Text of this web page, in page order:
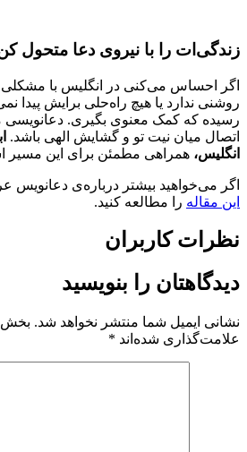
زندگی‌ات را با نیروی دعا متحول
اگر احساس می‌کنی در انگلیس با
روشنی ندارد یا هیچ راه‌حلی برایش پیدا
رسیده که کمک معنوی بگیری. دعانویسی
اتصال میان نیت تو و گشایش الهی باشد.
انگلیس، همراهی مطمئن برای این مسیر
اگر می‌خواهید بیشتر درباره‌ی دعانویس
این مقاله را مطالعه کنید.
نظرات کاربران
دیدگاهتان را بنویسید
نشانی ایمیل شما منتشر نخواهد شد.
علامت‌گذاری شده‌اند *